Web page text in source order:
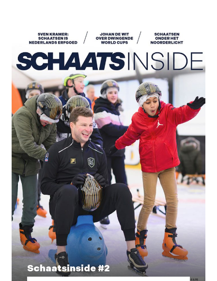
Schaatsinside #2